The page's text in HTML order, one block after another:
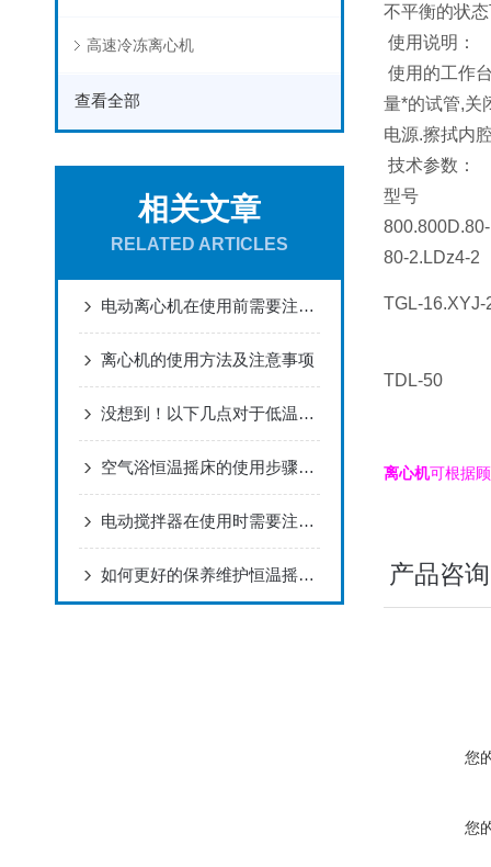
高速冷冻离心机
查看全部
相关文章
RELATED ARTICLES
电动离心机在使用前需要注意什么？
离心机的使用方法及注意事项
没想到！以下几点对于低温恒温槽很重要！
空气浴恒温摇床的使用步骤，今日为你解答！
电动搅拌器在使用时需要注意什么？
如何更好的保养维护恒温摇床？
不平衡的状
使用说明：
使用的工作
量*的试管,关
电源.擦拭内
技术参数：
型号
80-2.LDz4-2
TGL-16.XYJ-
TDL-50
离心机可根据
产品咨询
您
您